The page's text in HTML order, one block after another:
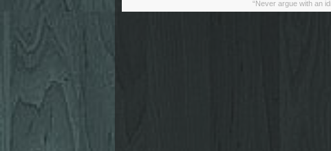
“Never argue with an